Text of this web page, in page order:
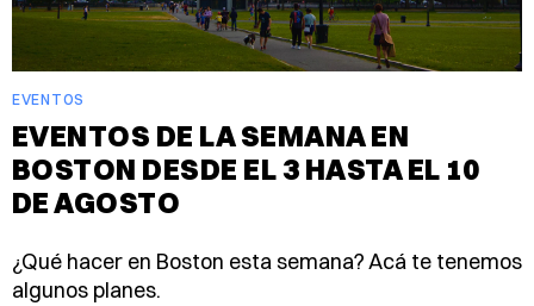
EVENTOS
EVENTOS DE LA SEMANA EN
BOSTON DESDE EL 3 HASTA EL 10
DE AGOSTO
¿Qué hacer en Boston esta semana? Acá te tenemos
algunos planes.